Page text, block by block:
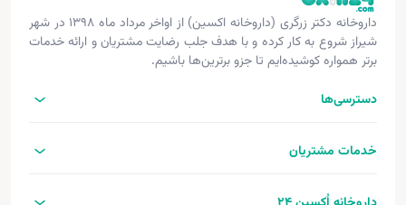
داروخانه دکتر زرگری (داروخانه اکسین) از اواخر مرداد ماه ۱۳۹۸ در شهر
شیراز شروع به کار کرده و با هدف جلب رضایت مشتریان و ارائه خدمات
برتر همواره کوشیده‌ایم تا جزو برترین‌ها باشیم.
دسترسی‌ها
خدمات مشتریان